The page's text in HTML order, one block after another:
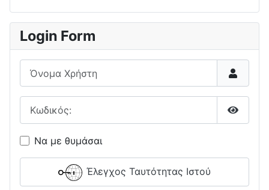
Login Form
Όνομα Χρήστη
Να με θυμάσαι
Έλεγχος Ταυτότητας Ιστού